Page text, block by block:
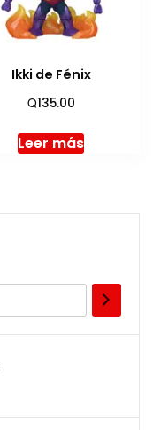
Ikki de Fénix
Q135.00
Leer más